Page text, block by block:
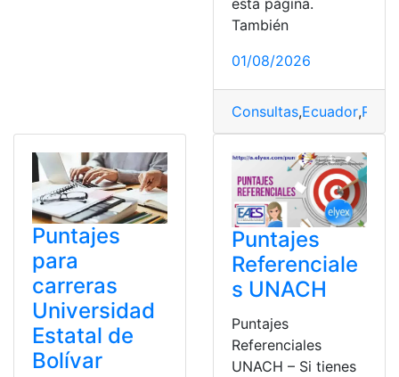
También
01/08/2026
Consultas,Ecuador,
Puntajes
para
carreras
Universidad
Estatal de
Bolívar
Puntajes
Referenciale
s UNACH
Puntajes
Referenciales
UNACH – Si tienes